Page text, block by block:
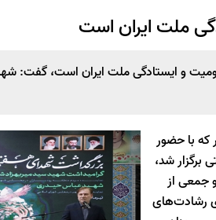
ملت ایران است
و ایستادگی ملت ایران است، گفت:
که با حضور
شد،
جمعی از
رشادت‌های